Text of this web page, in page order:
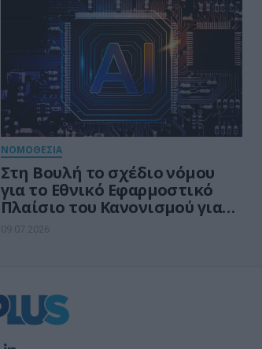
ΝΟΜΟΘΕΣΙΑ
Στη Βουλή το σχέδιο νόμου
για το Εθνικό Εφαρμοστικό
Πλαίσιο του Κανονισμού για
την Τεχνητή Νοημοσύνη (AI
09.07.2026